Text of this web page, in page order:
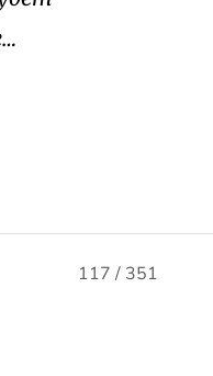
117 / 351